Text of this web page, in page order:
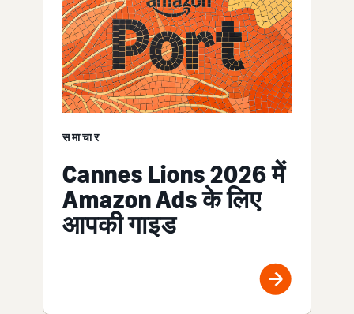
समाचार
Cannes Lions 2026 में
Amazon Ads के लिए
आपकी गाइड